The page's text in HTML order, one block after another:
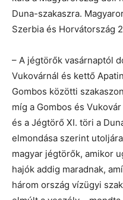
Duna-szakaszra.
Szerbia és Horvátország
– A jégtörők vasárnaptól
Vukovárnál és kettő
Gombos közötti
míg a Gombos és
és a Jégtörő XI. töri a
elmondása szerint
magyar jégtörők, amikor
hajók addig maradnak,
három ország vízügyi